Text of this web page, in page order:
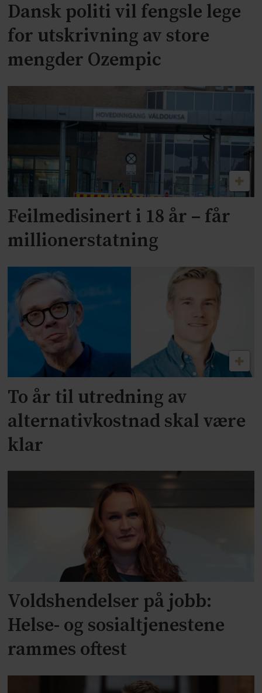
Dansk politi vil fengsle lege
for utskrivning av store
mengder Ozempic
Feilmedisinert i 18 år – får
millionerstatning
To år til utredning av
alternativkostnad skal være
klar
Voldshendelser på jobb:
Helse- og sosialtjenestene
rammes oftest